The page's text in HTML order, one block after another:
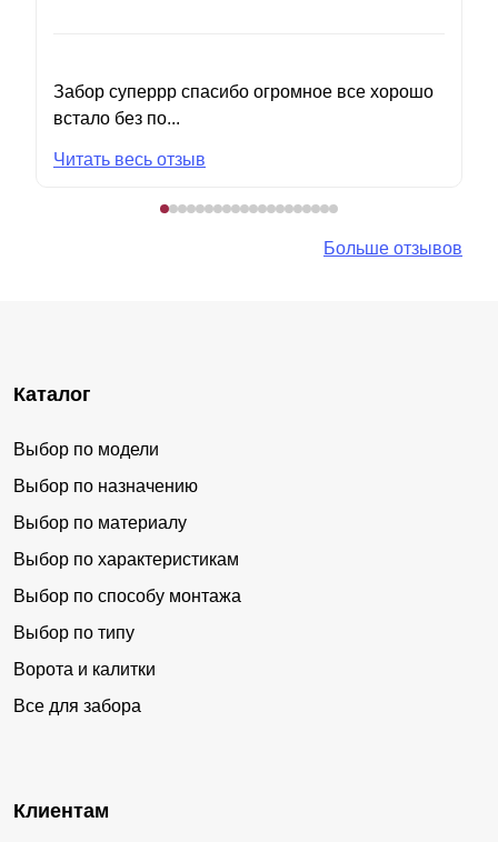
Забор суперрр спасибо огромное все хорошо
встало без по...
Читать весь отзыв
Больше отзывов
Каталог
Выбор по модели
Выбор по назначению
Выбор по материалу
Выбор по характеристикам
Выбор по способу монтажа
Выбор по типу
Ворота и калитки
Все для забора
Клиентам